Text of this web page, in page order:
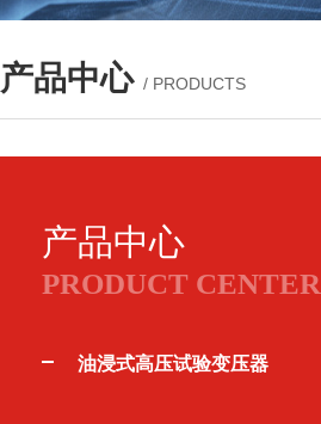
产品中心 / PRODUCTS
产品中心
PRODUCT CENTER
油浸式高压试验变压器